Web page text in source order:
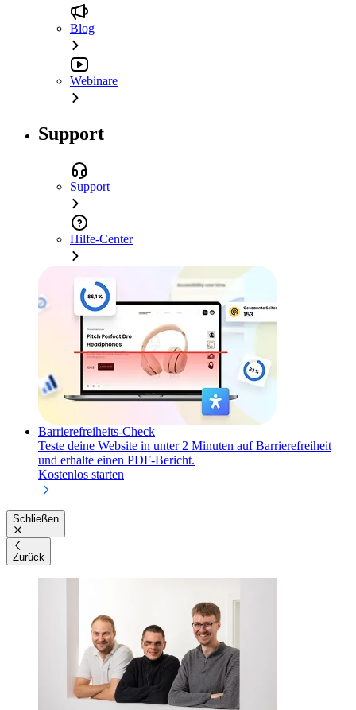
Blog
Webinare
Support
Support
Hilfe-Center
Barrierefreiheits-Check
Teste deine Website in unter 2 Minuten auf Barrierefreiheit
und erhalte einen PDF-Bericht.
Kostenlos starten
Schließen
Zurück